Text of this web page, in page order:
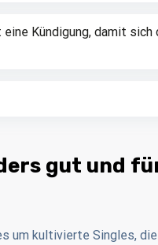
Kündigung, damit sich
gut und
um kultivierte Singles,